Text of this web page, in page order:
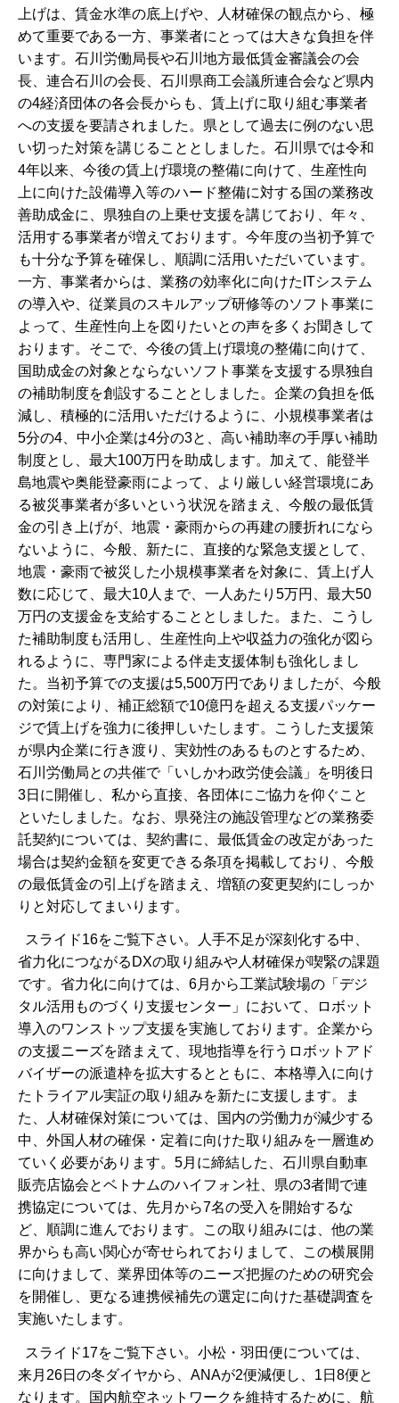
上げは、賃金水準の底上げや、人材確保の観点から、極
めて重要である一方、事業者にとっては大きな負担を伴
います。石川労働局長や石川地方最低賃金審議会の会
長、連合石川の会長、石川県商工会議所連合会など県内
の4経済団体の各会長からも、賃上げに取り組む事業者
への支援を要請されました。県として過去に例のない思
い切った対策を講じることとしました。石川県では令和
4年以来、今後の賃上げ環境の整備に向けて、生産性向
上に向けた設備導入等のハード整備に対する国の業務改
善助成金に、県独自の上乗せ支援を講じており、年々、
活用する事業者が増えております。今年度の当初予算で
も十分な予算を確保し、順調に活用いただいています。
一方、事業者からは、業務の効率化に向けたITシステム
の導入や、従業員のスキルアップ研修等のソフト事業に
よって、生産性向上を図りたいとの声を多くお聞きして
おります。そこで、今後の賃上げ環境の整備に向けて、
国助成金の対象とならないソフト事業を支援する県独自
の補助制度を創設することとしました。企業の負担を低
減し、積極的に活用いただけるように、小規模事業者は
5分の4、中小企業は4分の3と、高い補助率の手厚い補助
制度とし、最大100万円を助成します。加えて、能登半
島地震や奥能登豪雨によって、より厳しい経営環境にあ
る被災事業者が多いという状況を踏まえ、今般の最低賃
金の引き上げが、地震・豪雨からの再建の腰折れになら
ないように、今般、新たに、直接的な緊急支援として、
地震・豪雨で被災した小規模事業者を対象に、賃上げ人
数に応じて、最大10人まで、一人あたり5万円、最大50
万円の支援金を支給することとしました。また、こうし
た補助制度も活用し、生産性向上や収益力の強化が図ら
れるように、専門家による伴走支援体制も強化しまし
た。当初予算での支援は5,500万円でありましたが、今般
の対策により、補正総額で10億円を超える支援パッケー
ジで賃上げを強力に後押しいたします。こうした支援策
が県内企業に行き渡り、実効性のあるものとするため、
石川労働局との共催で「いしかわ政労使会議」を明後日
3日に開催し、私から直接、各団体にご協力を仰ぐこと
といたしました。なお、県発注の施設管理などの業務委
託契約については、契約書に、最低賃金の改定があった
場合は契約金額を変更できる条項を掲載しており、今般
の最低賃金の引上げを踏まえ、増額の変更契約にしっか
りと対応してまいります。
スライド16をご覧下さい。人手不足が深刻化する中、
省力化につながるDXの取り組みや人材確保が喫緊の課題
です。省力化に向けては、6月から工業試験場の「デジ
タル活用ものづくり支援センター」において、ロボット
導入のワンストップ支援を実施しております。企業から
の支援ニーズを踏まえて、現地指導を行うロボットアド
バイザーの派遣枠を拡大するとともに、本格導入に向け
たトライアル実証の取り組みを新たに支援します。ま
た、人材確保対策については、国内の労働力が減少する
中、外国人材の確保・定着に向けた取り組みを一層進め
ていく必要があります。5月に締結した、石川県自動車
販売店協会とベトナムのハイフォン社、県の3者間で連
携協定については、先月から7名の受入を開始するな
ど、順調に進んでおります。この取り組みには、他の業
界からも高い関心が寄せられておりまして、この横展開
に向けまして、業界団体等のニーズ把握のための研究会
を開催し、更なる連携候補先の選定に向けた基礎調査を
実施いたします。
スライド17をご覧下さい。小松・羽田便については、
来月26日の冬ダイヤから、ANAが2便減便し、1日8便と
なります。国内航空ネットワークを維持するために、航